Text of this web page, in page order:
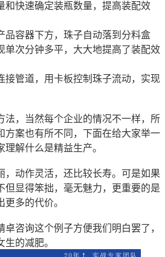
和快速确定装瓶数量，提高装配效
品容器下方，珠子自动落到分料盒
单次分钟多平，大大地提高了装配效
接管道，用卡板控制珠子流动，实现
法，当然每个企业的情况不一样，所
方案也有所不同，下面在给大家举一
解什么是精益生产。
，动作灵活，还比较长寿。可是如果
但显得笨拙，毫无魅力，更重要的是
多的代价。
咨询这个例子方便我们明白罢了，
的减肥。